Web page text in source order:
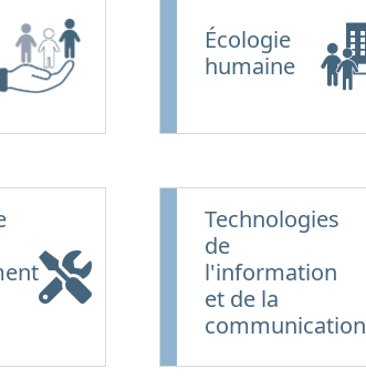
Écologie
humaine
Technologies
de
l'information
et de la
communication